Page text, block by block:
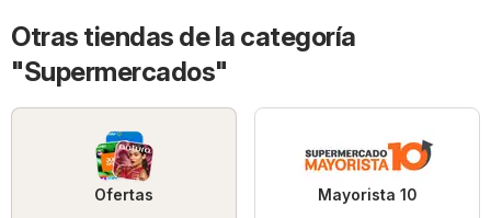
Otras tiendas de la categoría
"Supermercados"
Ofertas Mayorista 10